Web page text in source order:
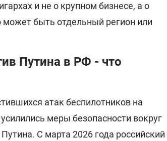
и не о крупном бизнесе, а о
может быть отдельный регион или
Путина в РФ - что
атак беспилотников на
меры безопасности вокруг
С марта 2026 года российский